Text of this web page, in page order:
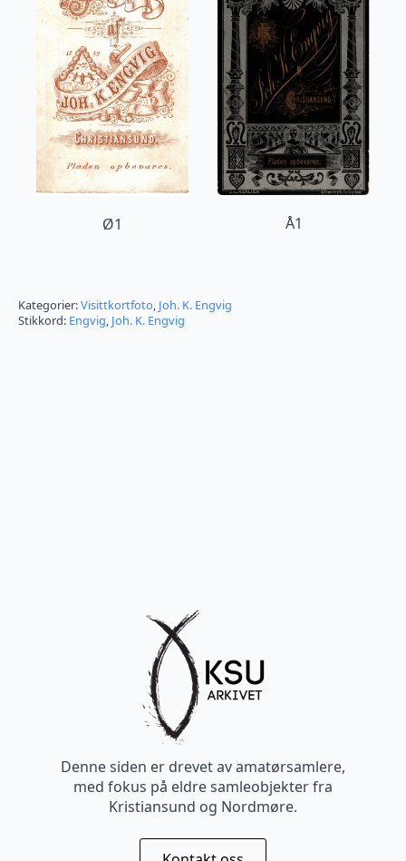
Ø1 Å1
Kategorier:Visittkortfoto, Joh. K. Engvig
Stikkord: Engvig, Joh. K. Engvig
Denne siden er drevet av amatørsamlere,
med fokus på eldre samleobjekter fra
Kristiansund og Nordmøre.